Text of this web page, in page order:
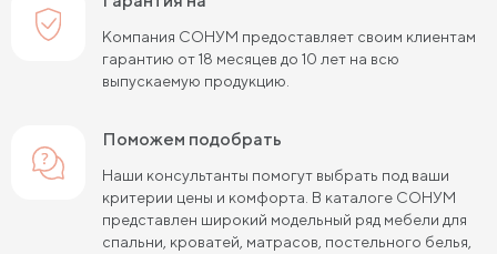
Компания СОНУМ предоставляет своим клиентам
гарантию от 18 месяцев до 10 лет на всю
выпускаемую продукцию.
Поможем подобрать
Наши консультанты помогут выбрать под ваши
критерии цены и комфорта. В каталоге СОНУМ
представлен широкий модельный ряд мебели для
спальни, кроватей, матрасов, постельного белья,